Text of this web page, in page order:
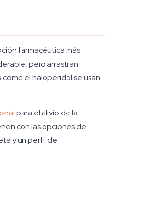
farmacéutica más
pero arrastran
el haloperidol se usan
para el alivio de la
con las opciones de
y un perfil de